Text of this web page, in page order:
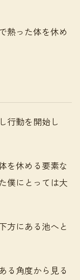
熱った体を休め
行動を開始し
を休める要素な
僕にとっては大
方にある池へと
る角度から見る